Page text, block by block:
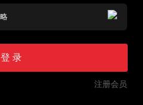
登 录
注册会员